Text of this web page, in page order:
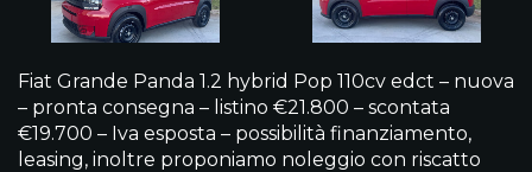
Fiat Grande Panda 1.2 hybrid Pop 110cv edct – nuova
– pronta consegna – listino €21.800 – scontata
€19.700 – Iva esposta – possibilità finanziamento,
leasing, inoltre proponiamo noleggio con riscatto